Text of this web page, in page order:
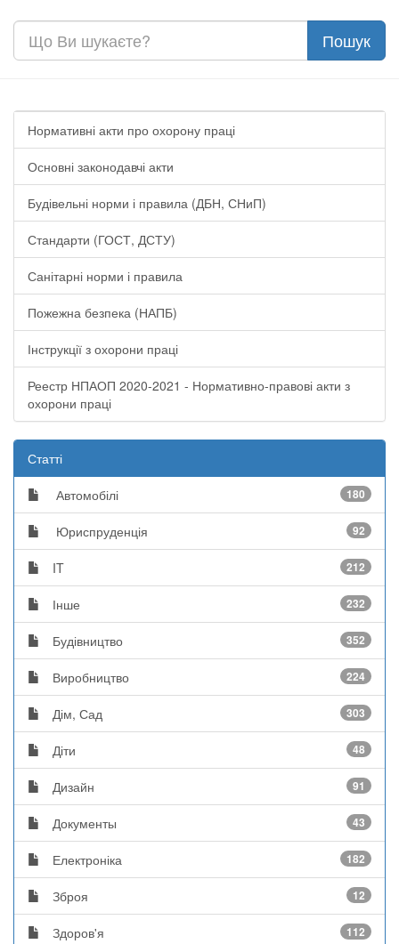
Нормативні акти про охорону праці
Основні законодавчі акти
Будівельні норми і правила (ДБН, СНиП)
Стандарти (ГОСТ, ДСТУ)
Санітарні норми і правила
Пожежна безпека (НАПБ)
Інструкції з охорони праці
Реестр НПАОП 2020-2021 - Нормативно-правові акти з
охорони праці
Статті
Автомобілі 180
Юриспруденція 92
IT 212
Інше 232
Будівництво 352
Виробництво 224
Дім, Сад 303
Діти 48
Дизайн 91
Документы 43
Електроніка 182
Зброя 12
Здоров'я 112